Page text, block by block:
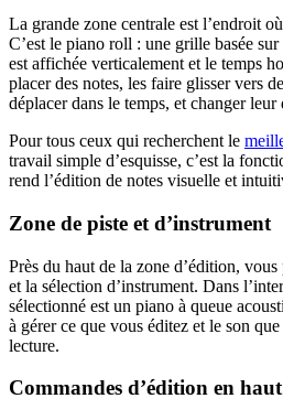
La grande zone centrale est l’endroit
C’est le piano roll : une grille basée
est affichée verticalement et le temps
placer des notes, les faire glisser vers
déplacer dans le temps, et changer leur
Pour tous ceux qui recherchent le
travail simple d’esquisse, c’est la
rend l’édition de notes visuelle et
Zone de piste et d’instrument
Près du haut de la zone d’édition,
et la sélection d’instrument. Dans
sélectionné est un piano à queue
à gérer ce que vous éditez et le son
lecture.
Commandes d’édition en